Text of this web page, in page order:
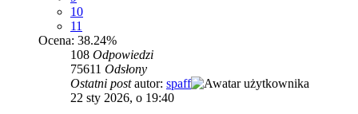
10
11
Ocena: 38.24%
108 Odpowiedzi
75611 Odsłony
Ostatni postautor: spaff
22 sty 2026, o 19:40